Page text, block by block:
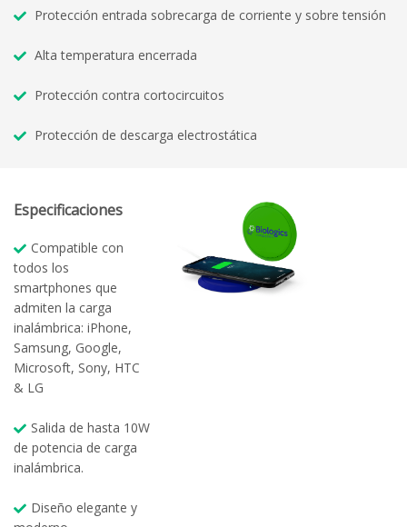
Protección entrada sobrecarga de corriente y sobre tensión
Alta temperatura encerrada
Protección contra cortocircuitos
Protección de descarga electrostática
Especificaciones
Compatible con
todos los
smartphones que
admiten la carga
inalámbrica: iPhone,
Samsung, Google,
Microsoft, Sony, HTC
& LG
Salida de hasta 10W
de potencia de carga
inalámbrica.
Diseño elegante y